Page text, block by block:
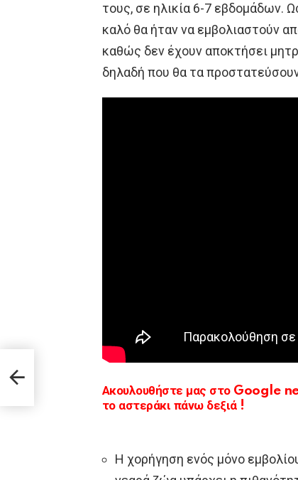
τους, σε ηλικία 6-7 εβδομάδων.
καλό θα ήταν να εμβολιαστούν
καθώς δεν έχουν αποκτήσει
δηλαδή που θα τα
Ακουλουθήστε μας στο Google
το αστεράκι πάνω δεξιά !
Η χορήγηση ενός μόνο